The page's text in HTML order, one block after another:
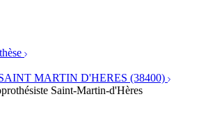
& Phoniatres
écoles
/ SyndicatsMARTIN D'HERES (38400)
Saint-Martin-d'Hères